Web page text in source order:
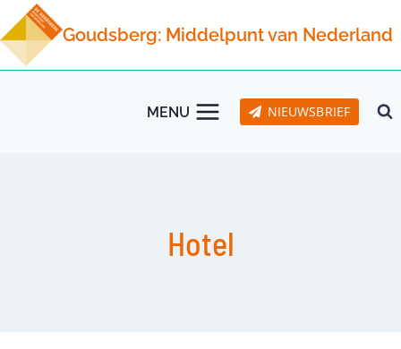
Doorgaan
naar
inhoud
Goudsberg: Middelpunt van Nederland
MENU NIEUWSBRIEF
Hotel